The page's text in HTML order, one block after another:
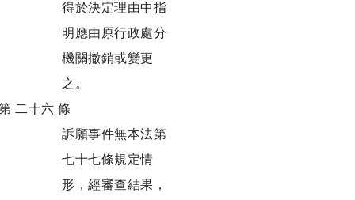
得於決定理由中指
明應由原行政處分
機關撤銷或變更
之。
二十六 條
訴願事件無本法第
七十七條規定情
形，經審查結果，